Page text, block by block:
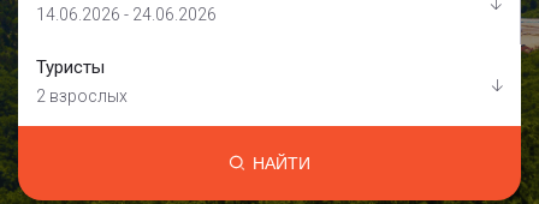
14.06.2026 - 24.06.2026
Туристы
2 взрослых
НАЙТИ